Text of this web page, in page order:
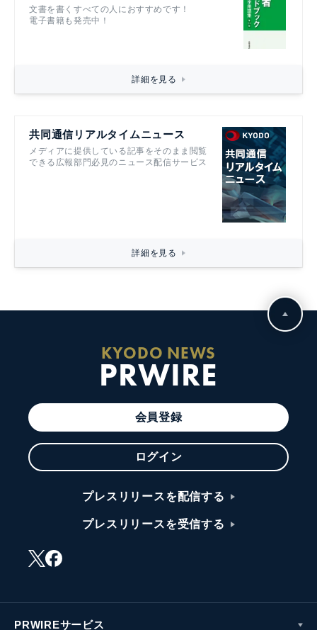
文書を書くすべての人におすすめです！
電子書籍も発売中！
詳細を見る
共同通信リアルタイムニュース
メディアに提供している記事をそのまま閲覧
できる広報部門必見のニュース配信サービス
詳細を見る
KYODO NEWS
PRWIRE
会員登録
ログイン
プレスリリースを配信する
プレスリリースを受信する
PRWIREサービス